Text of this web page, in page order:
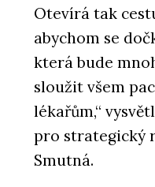
Otevírá tak
abychom se
která bude
sloužit všem
lékařům,“
pro strategický
Smutná.